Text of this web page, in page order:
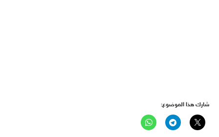
شارك هذا الموضوع: